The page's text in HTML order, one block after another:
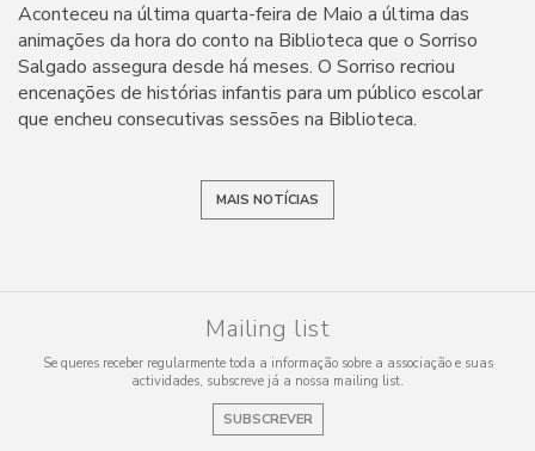
Aconteceu na última quarta-feira de Maio a última das
animações da hora do conto na Biblioteca que o Sorriso
Salgado assegura desde há meses. O Sorriso recriou
encenações de histórias infantis para um público escolar
que encheu consecutivas sessões na Biblioteca.
MAIS NOTÍCIAS
Mailing list
Se queres receber regularmente toda a informação sobre a associação e suas
actividades, subscreve já a nossa mailing list.
SUBSCREVER